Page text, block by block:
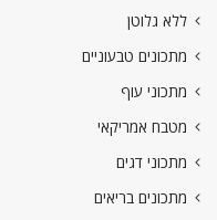
ללא גלוטן
מתכונים טבעוניים
מתכוני עוף
מטבח אמריקאי
מתכוני דגים
מתכונים בריאים